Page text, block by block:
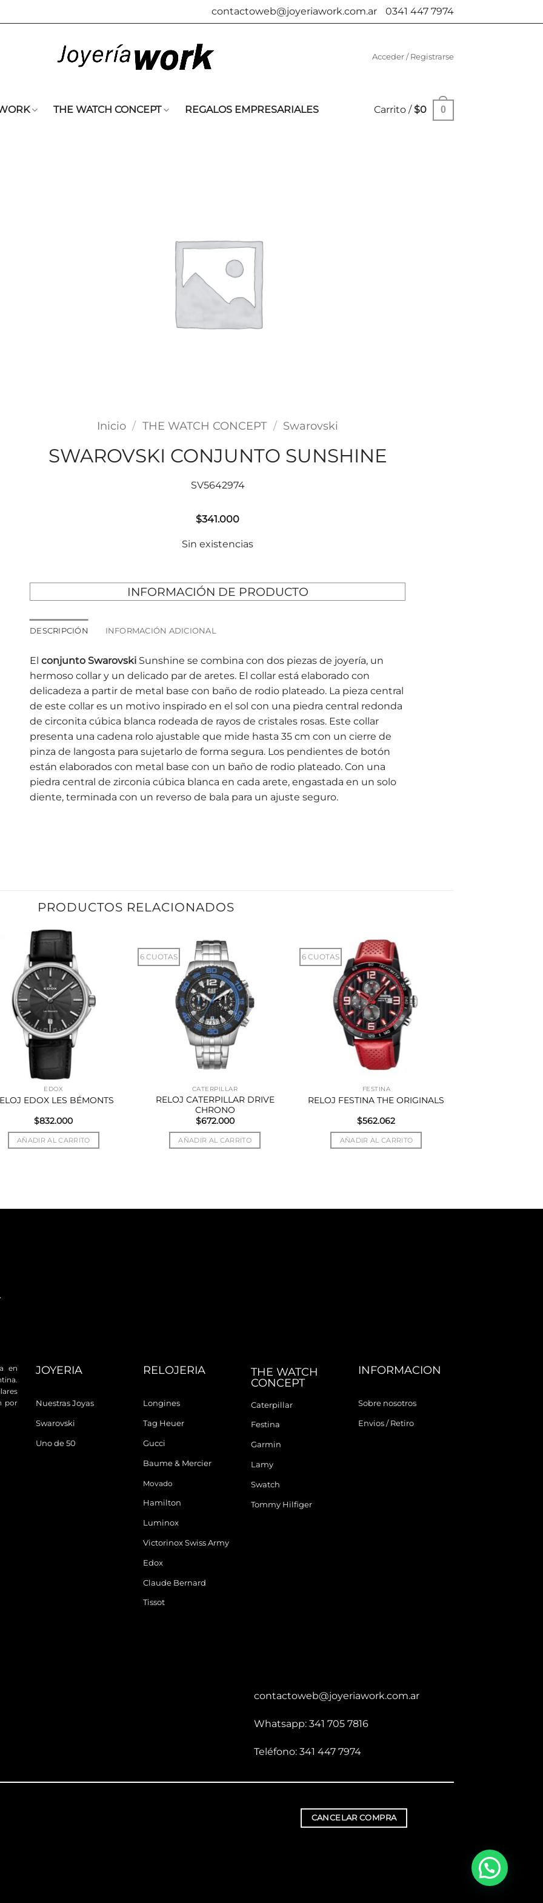
contactoweb@joyeriawork.com.ar 0341 447 7974
Acceder / Registrarse
THE WATCH CONCEPT REGALOS EMPRESARIALES Carrito /$0 0
Inicio / THE WATCH CONCEPT / Swarovski
SWAROVSKI CONJUNTO SUNSHINE
SV5642974
$341.000
Sin existencias
INFORMACIÓN DE PRODUCTO
DESCRIPCIÓN INFORMACIÓN ADICIONAL
El conjunto Swarovski Sunshine se combina con dos piezas de joyería, un
hermoso collar y un delicado par de aretes. El collar está elaborado con
delicadeza a partir de metal base con baño de rodio plateado. La pieza central
de este collar es un motivo inspirado en el sol con una piedra central redonda
de circonita cúbica blanca rodeada de rayos de cristales rosas. Este collar
presenta una cadena rolo ajustable que mide hasta 35 cm con un cierre de
pinza de langosta para sujetarlo de forma segura. Los pendientes de botón
están elaborados con metal base con un baño de rodio plateado. Con una
piedra central de zirconia cúbica blanca en cada arete, engastada en un solo
diente, terminada con un reverso de bala para un ajuste seguro.
PRODUCTOS RELACIONADOS
EDOX
EDOX LES BÉMONTS
$832.000
AÑADIR AL CARRITO
6 CUOTAS
CATERPILLAR
RELOJ CATERPILLAR DRIVE
CHRONO
$672.000
AÑADIR AL CARRITO
6 CUOTAS
FESTINA
RELOJ FESTINA THE ORIGINALS
$562.062
AÑADIR AL CARRITO
en
por
JOYERIA
Nuestras Joyas
Swarovski
Uno de 50
RELOJERIA
Longines
Tag Heuer
Gucci
Baume & Mercier
Movado
Hamilton
Luminox
Victorinox Swiss Army
Edox
Claude Bernard
Tissot
THE WATCH
CONCEPT
Caterpillar
Festina
Garmin
Lamy
Swatch
Tommy Hilfiger
INFORMACION
Sobre nosotros
Envios / Retiro
contactoweb@joyeriawork.com.ar
Whatsapp: 341 705 7816
Teléfono: 341 447 7974
CANCELAR COMPRA